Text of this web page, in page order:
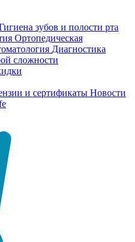
зубов и полости рта
Ортопедическая
Диагностика
сложности
и сертификаты Новости